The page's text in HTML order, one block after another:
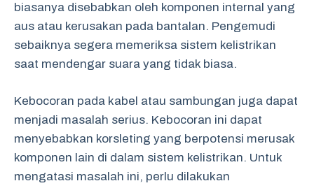
biasanya disebabkan oleh komponen internal yang
aus atau kerusakan pada bantalan. Pengemudi
sebaiknya segera memeriksa sistem kelistrikan
saat mendengar suara yang tidak biasa.
Kebocoran pada kabel atau sambungan juga dapat
menjadi masalah serius. Kebocoran ini dapat
menyebabkan korsleting yang berpotensi merusak
komponen lain di dalam sistem kelistrikan. Untuk
mengatasi masalah ini, perlu dilakukan